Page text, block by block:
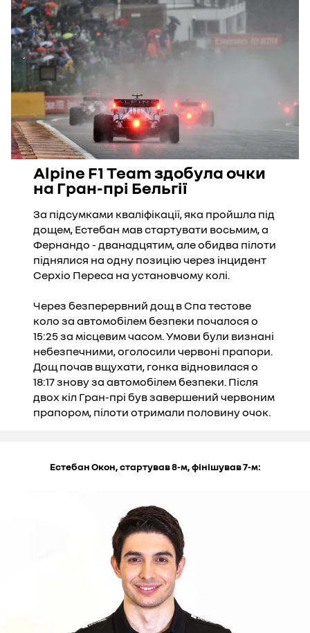
Alpine F1 Team здобула очки
на Гран-прі Бельгії
За підсумками кваліфікації, яка пройшла під
дощем, Естебан мав стартувати восьмим, а
Фернандо - дванадцятим, але обидва пілоти
піднялися на одну позицію через інцидент
Серхіо Переса на установчому колі.
Через безперервний дощ в Спа тестове
коло за автомобілем безпеки почалося о
15:25 за місцевим часом. Умови були визнані
небезпечними, оголосили червоні прапори.
Дощ почав вщухати, гонка відновилася о
18:17 знову за автомобілем безпеки. Після
двох кіл Гран-прі був завершений червоним
прапором, пілоти отримали половину очок.
Естебан Окон, стартував 8-м, фінішував 7-м: